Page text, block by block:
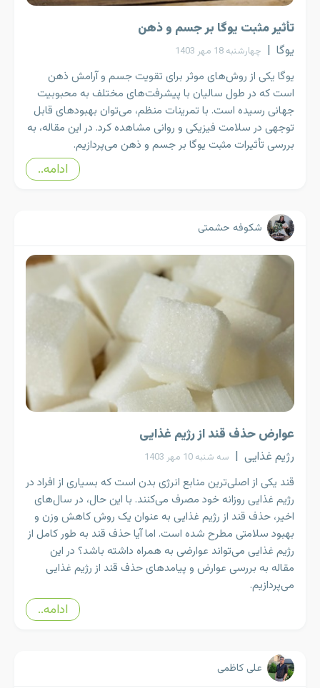
تأثیر مثبت یوگا بر جسم و ذهن
یوگا | چهارشنبه 18 مهر 1403
یوگا یکی از روش‌های موثر برای تقویت جسم و آرامش ذهن
است که در طول سالیان با پیشرفت‌های مختلف به محبوبیت
جهانی رسیده است. با تمرینات منظم، می‌توان بهبودهای قابل
توجهی در سلامت فیزیکی و روانی مشاهده کرد. در این مقاله، به
بررسی تأثیرات مثبت یوگا بر جسم و ذهن می‌پردازیم.
ادامه..
شکوفه حشمتی
عوارض حذف قند از رژیم غذایی
رژیم غذایی | سه شنبه 10 مهر 1403
قند یکی از اصلی‌ترین منابع انرژی بدن است که بسیاری از افراد در
رژیم غذایی روزانه خود مصرف می‌کنند. با این حال، در سال‌های
اخیر، حذف قند از رژیم غذایی به عنوان یک روش کاهش وزن و
بهبود سلامتی مطرح شده است. اما آیا حذف قند به طور کامل از
رژیم غذایی می‌تواند عوارضی به همراه داشته باشد؟ در این
مقاله به بررسی عوارض و پیامدهای حذف قند از رژیم غذایی
می‌پردازیم.
ادامه..
علی کاظمی